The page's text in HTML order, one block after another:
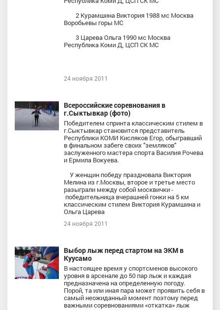
2 Курамшина Виктория 1988 мс Москва
Воробьевы горы МС
3 Царева Ольга 1990 мс Москва
Республика Коми Д, ЦСП СК МС
24 ноября 2011
Всероссийские соревнования в
г.Сыктывкар (фото)
Победителем спринта классическим стилем в
г.Сыктывкар становится представитель
Республики КОМИ Кисляков Егор, обыгравший
в финальном забеге своих "земляков"
заслуженного мастера спорта Василия Рочева
и Ермила Вокуева.
У женщин победу праздновала Виктория
Мелина из г.Москвы, второе и третье место
разыграли между собой москвички -
победительница вчерашней гонки на 5 км
классическим стилем Виктория Курамшина и
Ольга Царева
24 ноября 2011
Выбор лыж перед стартом на ЭКМ в
Куусамо
В настоящее время у спортсменов высокого
уровня в арсенале до 50 пар лыж и каждая
предназначена на определенную погоду.
Порой, та или иная пара может проявить себя в
самый неожиданный момент поэтому перед
важными соревнованиями «откатка» лыж